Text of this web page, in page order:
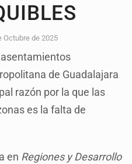
Octubre de 2025
de Guadalajara
razón por la que las
es la falta de
en Regiones y Desarrollo